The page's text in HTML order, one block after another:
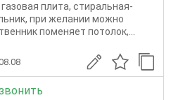
плита, стиральная-
при желании можно
поменяет потолок,...